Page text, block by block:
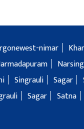
nimar
Singrauli Sagar
Sagar Satna